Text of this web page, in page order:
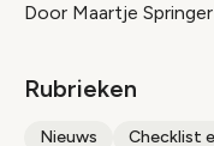
Door Maartje Springer
Rubrieken
Nieuws
Checklist